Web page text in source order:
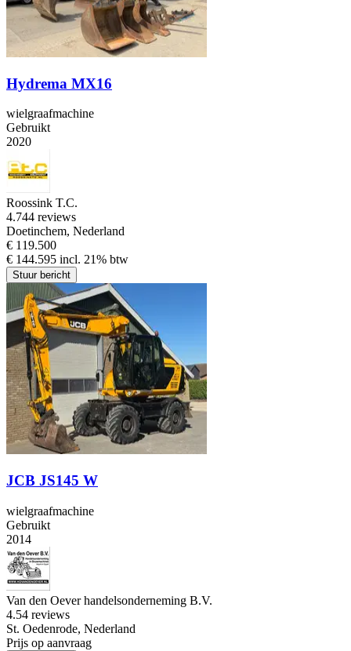
Hydrema MX16
wielgraafmachine
Gebruikt
2020
Roossink T.C.
4.744 reviews
Doetinchem, Nederland
€ 119.500
€ 144.595 incl. 21% btw
Stuur bericht
JCB JS145 W
wielgraafmachine
Gebruikt
2014
Van den Oever handelsonderneming B.V.
4.54 reviews
St. Oedenrode, Nederland
Prijs op aanvraag